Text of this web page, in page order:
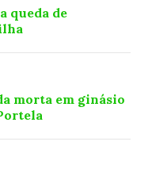
queda de
morta em ginásio